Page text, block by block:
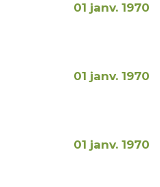
01 janv. 1970
01 janv. 1970
01 janv. 1970